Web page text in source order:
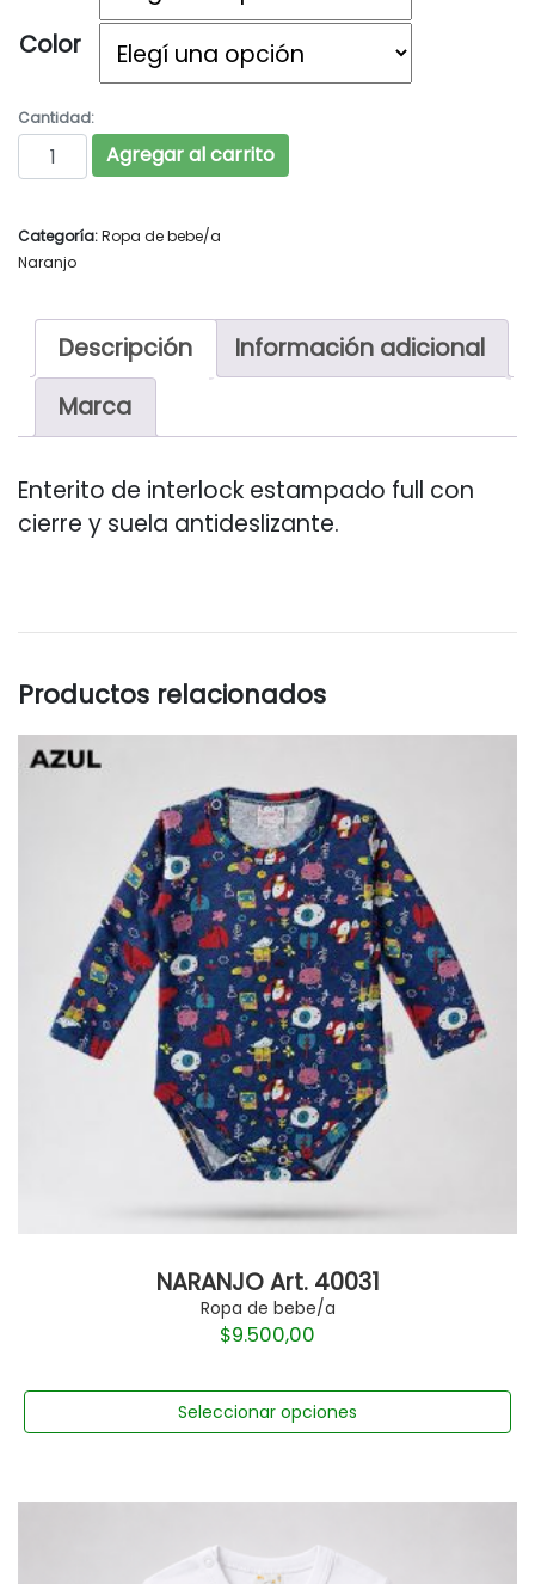
Color
Cantidad:
NARANJO Art. 1815 cantidad
Agregar al carrito
Categoría:Ropa de bebe/a
Naranjo
Descripción
Información adicional
Marca
Enterito de interlock estampado full con
cierre y suela antideslizante.
Productos relacionados
NARANJO Art. 40031
Ropa de bebe/a
$9.500,00
Seleccionar opciones